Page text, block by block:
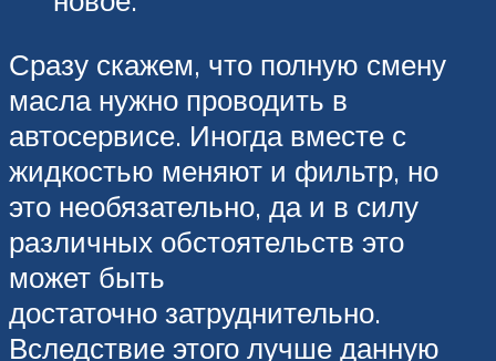
Сразу скажем, что полную смену
масла нужно проводить в
автосервисе. Иногда вместе с
жидкостью меняют и фильтр, но
это необязательно, да и в силу
различных обстоятельств это
может быть
достаточно затруднительно.
Вследствие этого лучше данную